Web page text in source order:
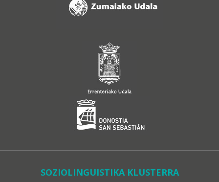
SOZIOLINGUISTIKA KLUSTERRA